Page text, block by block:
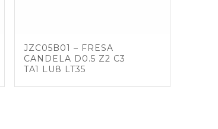
JZC05B01 – FRESA
CANDELA D0.5 Z2 C3
TA1 LU8 LT35